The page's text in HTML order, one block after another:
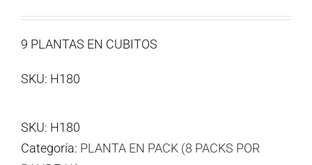
9 PLANTAS EN CUBITOS
SKU: H180
SKU: H180
Categoría: PLANTA EN PACK (8 PACKS POR